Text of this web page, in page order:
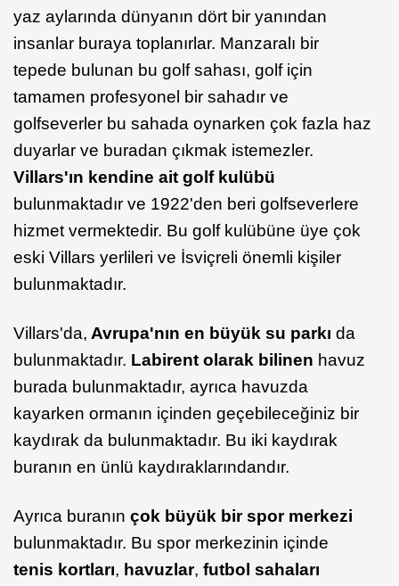
yaz aylarında dünyanın dört bir yanından
insanlar buraya toplanırlar. Manzaralı bir
tepede bulunan bu golf sahası, golf için
tamamen profesyonel bir sahadır ve
golfseverler bu sahada oynarken çok fazla haz
duyarlar ve buradan çıkmak istemezler.
Villars'ın kendine ait golf kulübü
bulunmaktadır ve 1922'den beri golfseverlere
hizmet vermektedir. Bu golf kulübüne üye çok
eski Villars yerlileri ve İsviçreli önemli kişiler
bulunmaktadır.
Villars'da, Avrupa'nın en büyük su parkı da
bulunmaktadır. Labirent olarak bilinen havuz
burada bulunmaktadır, ayrıca havuzda
kayarken ormanın içinden geçebileceğiniz bir
kaydırak da bulunmaktadır. Bu iki kaydırak
buranın en ünlü kaydıraklarındandır.
Ayrıca buranın çok büyük bir spor merkezi
bulunmaktadır. Bu spor merkezinin içinde
tenis kortları, havuzlar, futbol sahaları